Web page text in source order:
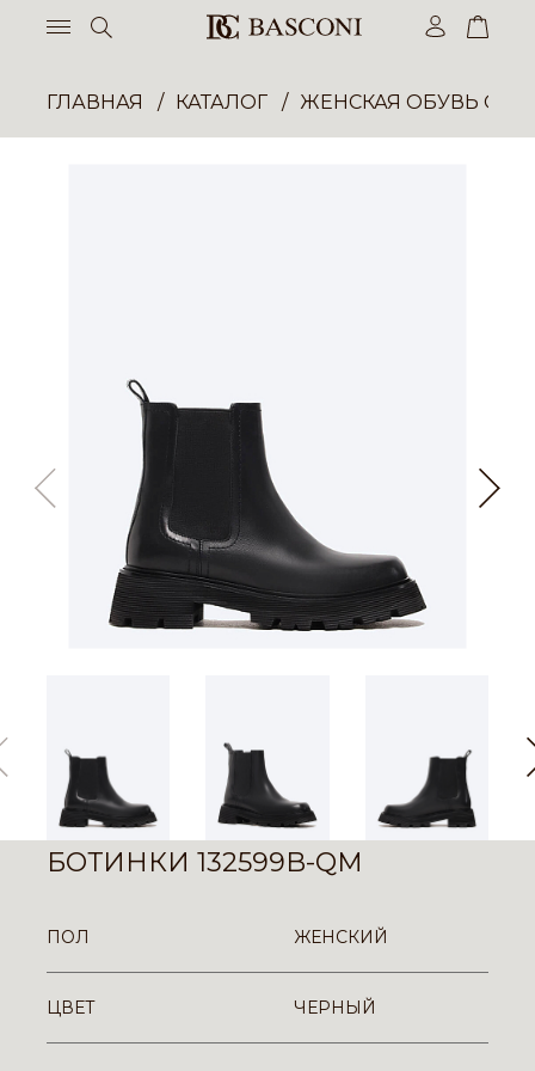
ГЛАВНАЯ КАТАЛОГ ЖЕНСКАЯ ОБУВЬ
БОТИНКИ 132599B-QM
ПОЛ ЖЕНСКИЙ
ЦВЕТ ЧЕРНЫЙ